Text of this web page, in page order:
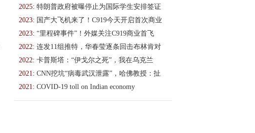
2025: 特朗普政府被曝停止为国际学生安排签证
2023: 国产大飞机来了！C919今天开启首次商业
2023: “里程碑事件”！外媒关注C919商业首飞
2022: 连发11组推特，华春莹逐条回击布林肯对
2022: 卡普斯塔：“伊戈尔之死”，我在乌克兰
2021: CNN挖坑“病毒武汉泄露”，哈佛教授：扯
2021: COVID-19 toll on Indian economy